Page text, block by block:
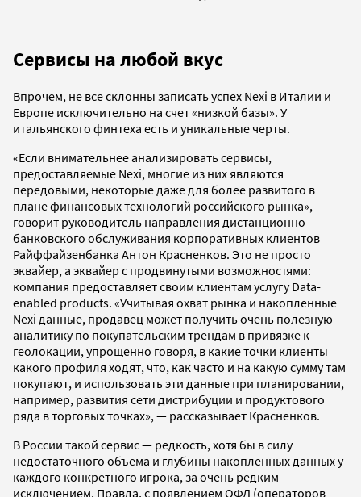
Сервисы на любой вкус
Впрочем, не все склонны записать успех Nexi в Италии и
Европе исключительно на счет «низкой базы». У
итальянского финтеха есть и уникальные черты.
«Если внимательнее анализировать сервисы,
предоставляемые Nexi, многие из них являются
передовыми, некоторые даже для более развитого в
плане финансовых технологий российского рынка», —
говорит руководитель направления дистанционно-
банковского обслуживания корпоративных клиентов
Райффайзенбанка Антон Красненков. Это не просто
эквайер, а эквайер с продвинутыми возможностями:
компания предоставляет своим клиентам услугу Data-
enabled products. «Учитывая охват рынка и накопленные
Nexi данные, продавец может получить очень полезную
аналитику по покупательским трендам в привязке к
геолокации, упрощенно говоря, в какие точки клиенты
какого профиля ходят, что, как часто и на какую сумму там
покупают, и использовать эти данные при планировании,
например, развития сети дистрибуции и продуктового
ряда в торговых точках», — рассказывает Красненков.
В России такой сервис — редкость, хотя бы в силу
недостаточного объема и глубины накопленных данных у
каждого конкретного игрока, за очень редким
исключением. Правда, с появлением ОФД (операторов